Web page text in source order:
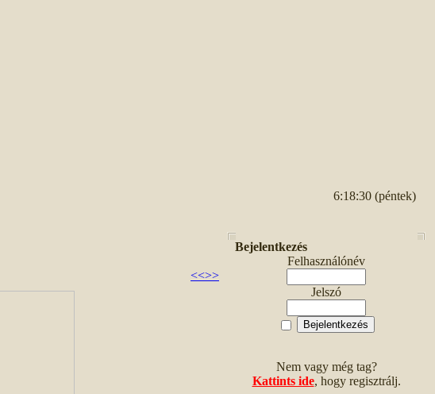
6:18:30 (péntek)
<<>>
Bejelentkezés
Felhasználónév
Jelszó
Nem vagy még tag?
Kattints ide, hogy regisztrálj.